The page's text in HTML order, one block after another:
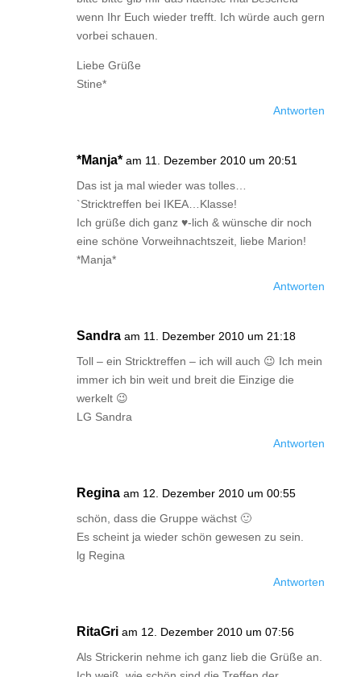
wenn Ihr Euch wieder trefft. Ich würde auch gern
vorbei schauen.
Liebe Grüße
Stine*
Antworten
*Manja* am 11. Dezember 2010 um 20:51
Das ist ja mal wieder was tolles…
`Stricktreffen bei IKEA…Klasse!
Ich grüße dich ganz ♥-lich & wünsche dir noch
eine schöne Vorweihnachtszeit, liebe Marion!
*Manja*
Antworten
Sandra am 11. Dezember 2010 um 21:18
Toll – ein Stricktreffen – ich will auch 😉 Ich mein
immer ich bin weit und breit die Einzige die
werkelt 😉
LG Sandra
Antworten
Regina am 12. Dezember 2010 um 00:55
schön, dass die Gruppe wächst 🙂
Es scheint ja wieder schön gewesen zu sein.
lg Regina
Antworten
RitaGri am 12. Dezember 2010 um 07:56
Als Strickerin nehme ich ganz lieb die Grüße an.